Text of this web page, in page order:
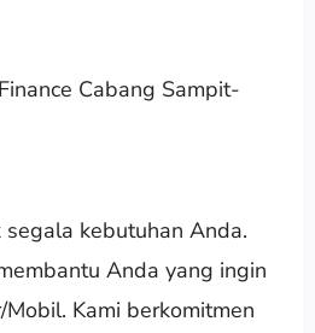
Cabang Sampit-
segala kebutuhan Anda.
Anda yang ingin
Kami berkomitmen